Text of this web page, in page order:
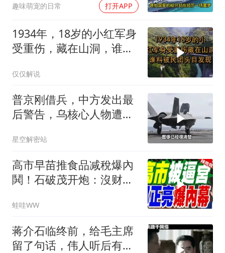
趣味萌宠的日常 打开APP
1934年，18岁的小红军身
受重伤，藏在山洞，谁料
仅仅解说
普京刚借兵，中方发出最
后警告，乌核心人物遭斩
星空解密站
高市早苗推食品减稅爆內
鬨！石破茂开炮：沒财源
民.孙大千｜辣晚报
20260804
蛙哇WW
蒋介石临终前，给毛主席
留了句话，伟人听后有什